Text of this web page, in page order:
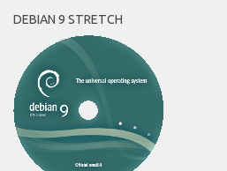
DEBIAN 9 STRETCH